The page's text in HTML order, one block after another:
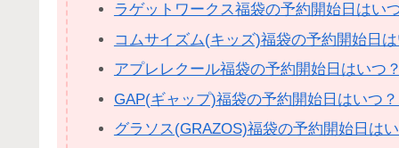
ラゲットワークス福袋の予約開始日はい
コムサイズム(キッズ)福袋の予約開始日
アプレレクール福袋の予約開始日はいつ
GAP(ギャップ)福袋の予約開始日はいつ
グラソス(GRAZOS)福袋の予約開始日は